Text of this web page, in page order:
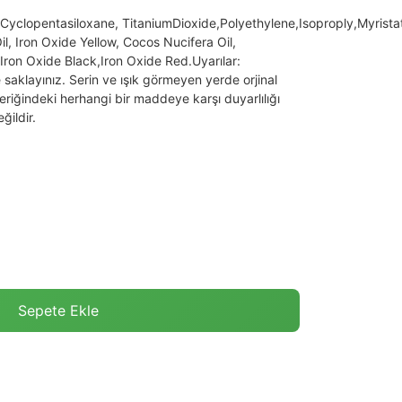
Iron Oxide Yellow, Cocos Nucifera Oil,
Oxide Black,Iron Oxide Red.Uyarılar:
Serin ve ışık görmeyen yerde orjinal
herhangi bir maddeye karşı duyarlılığı
Sepete Ekle